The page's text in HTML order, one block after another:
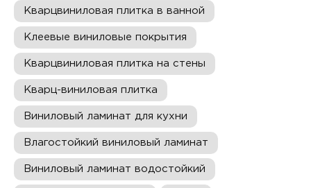
Кварцвиниловая плитка в ванной
Клеевые виниловые покрытия
Кварцвиниловая плитка на стены
Кварц-виниловая плитка
Виниловый ламинат для кухни
Влагостойкий виниловый ламинат
Виниловый ламинат водостойкий